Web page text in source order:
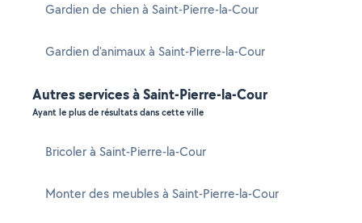
Gardien de chien à Saint-Pierre-la-Cour
Gardien d'animaux à Saint-Pierre-la-Cour
Autres services à Saint-Pierre-la-Cour
Ayant le plus de résultats dans cette ville
Bricoler à Saint-Pierre-la-Cour
Monter des meubles à Saint-Pierre-la-Cour